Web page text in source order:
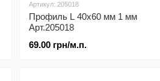
Артикул: 205018
Профиль L 40x60 мм 1 мм
Арт.205018
69.00 грн/м.п.